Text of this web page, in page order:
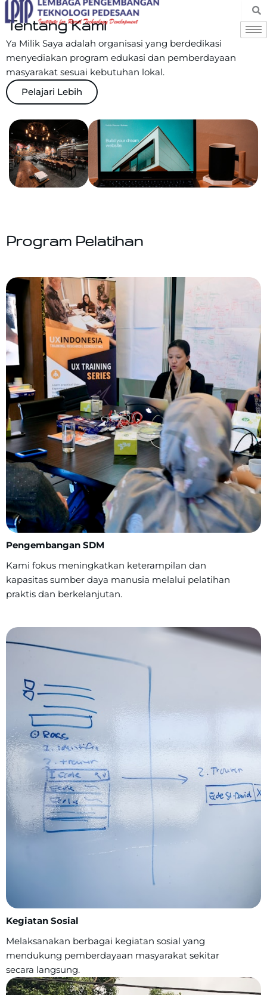
Skip
toTentang Kami
Ya Milik Saya adalah organisasi yang berdedikasi
menyediakan program edukasi dan pemberdayaan
masyarakat sesuai kebutuhan lokal.
Pelajari Lebih
Program Pelatihan
Pengembangan SDM
Kami fokus meningkatkan keterampilan dan
kapasitas sumber daya manusia melalui pelatihan
praktis dan berkelanjutan.
Kegiatan Sosial
Melaksanakan berbagai kegiatan sosial yang
mendukung pemberdayaan masyarakat sekitar
secara langsung.